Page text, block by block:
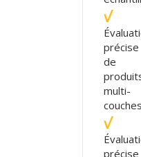
précise
de
multi-
couches
précise